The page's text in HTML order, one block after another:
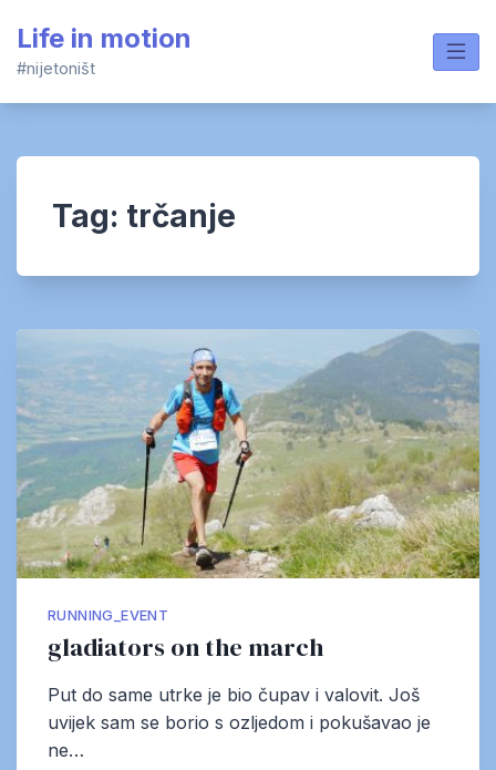
content
Life in motion
#nijetoništ
Tag: trčanje
RUNNING_EVENT
gladiators on the march
Put do same utrke je bio čupav i valovit. Još
uvijek sam se borio s ozljedom i pokušavao je
ne…